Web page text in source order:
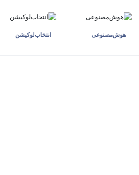
هوش‌مصنوعی انتخاب‌لوکیشن